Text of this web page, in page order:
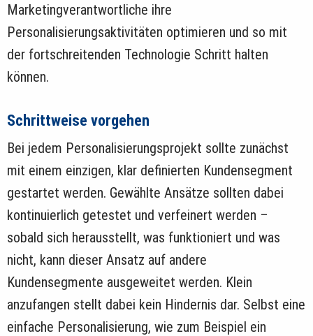
Marketingverantwortliche ihre
Personalisierungsaktivitäten optimieren und so mit
der fortschreitenden Technologie Schritt halten
können.
Schrittweise vorgehen
Bei jedem Personalisierungsprojekt sollte zunächst
mit einem einzigen, klar definierten Kundensegment
gestartet werden. Gewählte Ansätze sollten dabei
kontinuierlich getestet und verfeinert werden –
sobald sich herausstellt, was funktioniert und was
nicht, kann dieser Ansatz auf andere
Kundensegmente ausgeweitet werden. Klein
anzufangen stellt dabei kein Hindernis dar. Selbst eine
einfache Personalisierung, wie zum Beispiel ein